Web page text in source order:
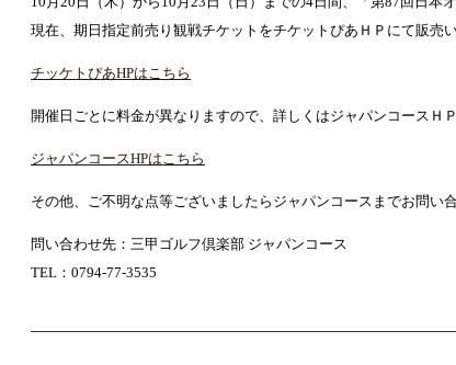
現在、期日指定前売り観戦チケットをチケットぴあＨＰにて販売
チッケトぴあHPはこちら
開催日ごとに料金が異なりますので、詳しくはジャパンコースＨ
ジャパンコースHPはこちら
その他、ご不明な点等ございましたらジャパンコースまでお問い
問い合わせ先：三甲ゴルフ倶楽部 ジャパンコース
TEL：0794-77-3535